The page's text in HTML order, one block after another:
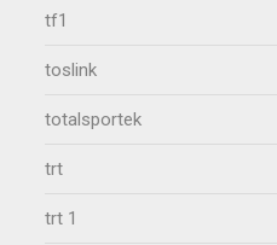
tf1
toslink
totalsportek
trt
trt 1